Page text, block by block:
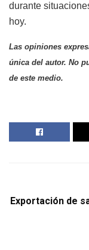
durante
hoy.
Las opiniones
única del autor. No
de este medio.
Exportación de